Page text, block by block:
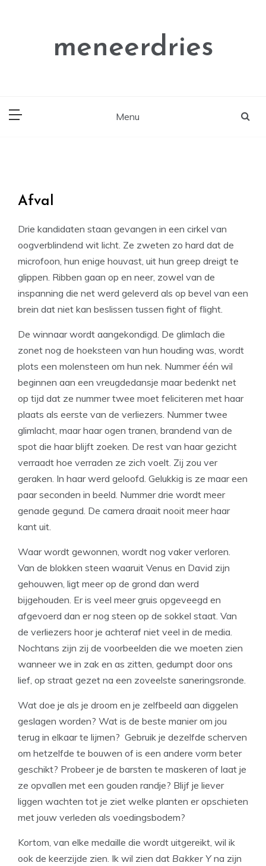
meneerdries
Menu
Afval
Drie kandidaten staan gevangen in een cirkel van
oogverblindend wit licht. Ze zweten zo hard dat de
microfoon, hun enige houvast, uit hun greep dreigt te
glippen. Ribben gaan op en neer, zowel van de
inspanning die net werd geleverd als op bevel van een
brein dat niet kan beslissen tussen fight of flight.
De winnaar wordt aangekondigd. De glimlach die
zonet nog de hoeksteen van hun houding was, wordt
plots een molensteen om hun nek. Nummer één wil
beginnen aan een vreugdedansje maar bedenkt net
op tijd dat ze nummer twee moet feliciteren met haar
plaats als eerste van de verliezers. Nummer twee
glimlacht, maar haar ogen tranen, brandend van de
spot die haar blijft zoeken. De rest van haar gezicht
verraadt hoe verraden ze zich voelt. Zij zou ver
geraken. In haar werd geloofd. Gelukkig is ze maar een
paar seconden in beeld. Nummer drie wordt meer
genade gegund. De camera draait nooit meer haar
kant uit.
Waar wordt gewonnen, wordt nog vaker verloren.
Van de blokken steen waaruit Venus en David zijn
gehouwen, ligt meer op de grond dan werd
bijgehouden. Er is veel meer gruis opgeveegd en
afgevoerd dan er nog steen op de sokkel staat. Van
de verliezers hoor je achteraf niet veel in de media.
Nochtans zijn zij de voorbeelden die we moeten zien
wanneer we in zak en as zitten, gedumpt door ons
lief, op straat gezet na een zoveelste saneringsronde.
Wat doe je als je droom en je zelfbeeld aan diggelen
geslagen worden? Wat is de beste manier om jou
terug in elkaar te lijmen? Gebruik je dezelfde scherven
om hetzelfde te bouwen of is een andere vorm beter
geschikt? Probeer je de barsten te maskeren of laat je
ze opvallen met een gouden randje? Blijf je liever
liggen wachten tot je ziet welke planten er opschieten
met jouw verleden als voedingsbodem?
Kortom, van elke medaille die wordt uitgereikt, wil ik
ook de keerzijde zien. Ik wil zien dat Bakker Yna zijn